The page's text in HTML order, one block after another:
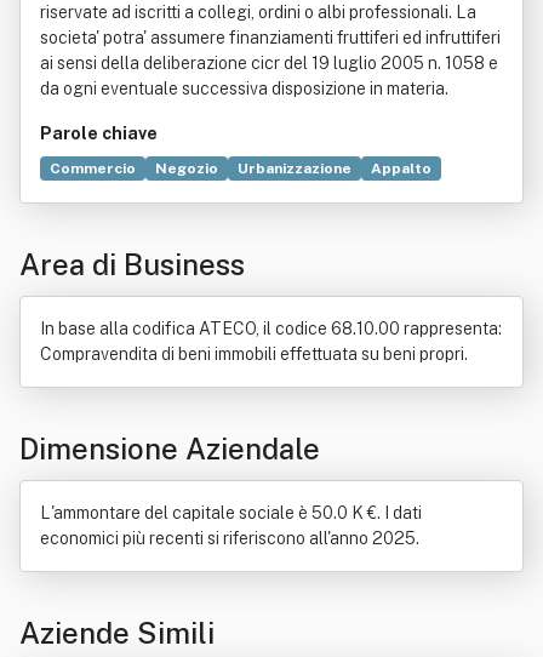
riservate ad iscritti a collegi, ordini o albi professionali. La
societa' potra' assumere finanziamenti fruttiferi ed infruttiferi
ai sensi della deliberazione cicr del 19 luglio 2005 n. 1058 e
da ogni eventuale successiva disposizione in materia.
Parole chiave
Commercio Negozio Urbanizzazione
Appalto
Area di Business
In base alla codifica ATECO, il codice 68.10.00 rappresenta:
Compravendita di beni immobili effettuata su beni propri.
Dimensione Aziendale
L'ammontare del capitale sociale è 50.0 K €. I dati
economici più recenti si riferiscono all'anno 2025.
Aziende Simili